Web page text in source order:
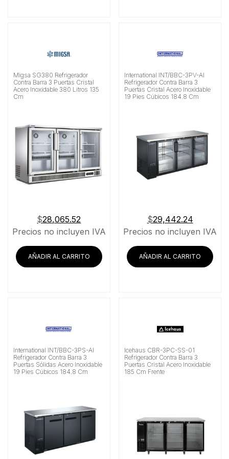
Migsa SG380 Refrigerador
Contra Barra 3 Puertas Cristal
Acero Inoxidable 380 Litros 135
Cm
$28,065.52
Precios no incluyen IVA
AÑADIR AL CARRITO
International INT/BBC-3PV-AI
Refrigerador Contra Barra 3
Puertas Cristal Acero Inoxidable
19 Pies Cúbicos 184.8 Cm
$29,442.24
Precios no incluyen IVA
AÑADIR AL CARRITO
International INT/BBC-3PS-AI
Refrigerador Contra Barra 3
Puertas Sólidas Acero Inoxidable
19 Pies Cúbicos 184.8 Cm
Icehaus CBR-3PC-SS-01
Refrigerador Contra Barra 3
Puertas Cristal Acero Inoxidable
185 Cm Frente